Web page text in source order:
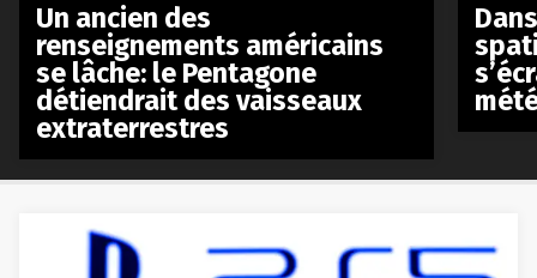
Un ancien des
renseignements américains
se lâche: le Pentagone
détiendrait des vaisseaux
extraterrestres